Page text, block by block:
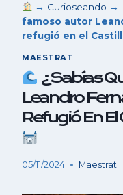
→ Curioseando →
famoso autor
refugió en el
MAESTRAT
¿Sabías
Leandro
Refugió En El
05/11/2024 Maestrat